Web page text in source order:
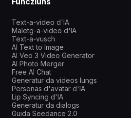
Text-a-video d'IA
Maletg-a-video d'IA
Text-a-vusch
AI Text to Image
AI Veo 3 Video Generator
AI Photo Merger
Free AI Chat
Generatur da videos lungs
Personas d'avatar d'IA
Lip Syncing d'IA
Generatur da dialogs
Guida Seedance 2.0